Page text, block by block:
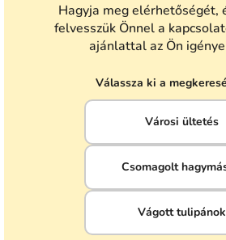
Hagyja meg elérhetőségét,
felvesszük Önnel a
ajánlattal az Ön
Válassza ki a
Városi ültetés
Csomagolt
Vágott tulipánok